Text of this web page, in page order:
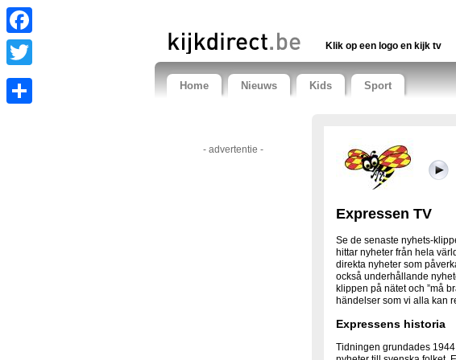
Facebook
Twitter
Klik op een logo en kijk tv
Home Nieuws Kids Sport
- advertentie -
Expressen TV
Se de senaste nyhets-
hittar nyheter från hela
direkta nyheter som
också underhållande
klippen på nätet och ”må
händelser som vi alla kan
Expressens historia
Tidningen grundades